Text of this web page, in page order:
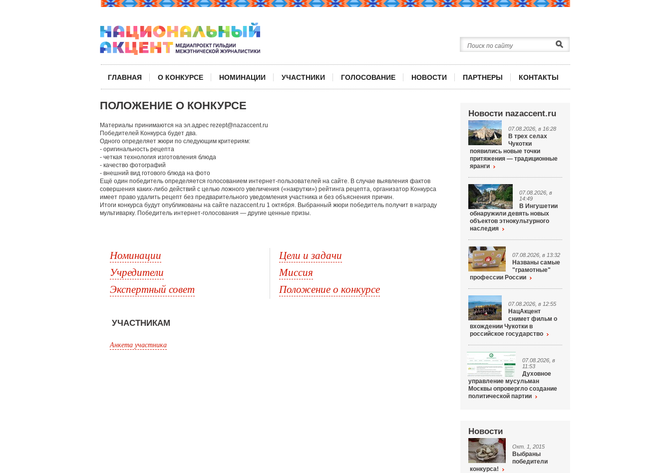
ГЛАВНАЯ О КОНКУРСЕ НОМИНАЦИИ УЧАСТНИКИ ГОЛОСОВАНИЕ НОВОСТИ ПАРТНЕРЫ КОНТАКТЫ
ПОЛОЖЕНИЕ О КОНКУРСЕ
Материалы принимаются на эл.адрес rezept@nazaccent.ru
Победителей Конкурса будет два.
Одного определяет жюри по следующим критериям:
- оригинальность рецепта
- четкая технология изготовления блюда
- качество фотографий
- внешний вид готового блюда на фото
Ещё один победитель определяется голосованием интернет-пользователей на сайте. В случае выявления фактов
совершения каких-либо действий с целью ложного увеличения («накрутки») рейтинга рецепта, организатор Конкурса
имеет право удалить рецепт без предварительного уведомления участника и без объяснения причин.
Итоги конкурса будут опубликованы на сайте nazaccent.ru 1 октября. Выбранный жюри победитель получит в награду
мультиварку. Победитель интернет-голосования — другие ценные призы.
Номинации
Учредители
Экспертный совет
Цели и задачи
Миссия
Положение о конкурсе
УЧАСТНИКАМ
Анкета участника
Новости nazaccent.ru
07.08.2026, в 16:28
В трех селах
Чукотки
появились новые точки
притяжения — традиционные
яранги
07.08.2026, в
14:49
В Ингушетии
обнаружили девять новых
объектов этнокультурного
наследия
07.08.2026, в 13:32
Названы самые
"грамотные"
профессии России
07.08.2026, в 12:55
НацАкцент
снимет фильм о
вхождении Чукотки в
российское государство
07.08.2026, в
11:53
Духовное
управление мусульман
Москвы опровергло создание
политической партии
Новости
Окт. 1, 2015
Выбраны
победители
конкурса!